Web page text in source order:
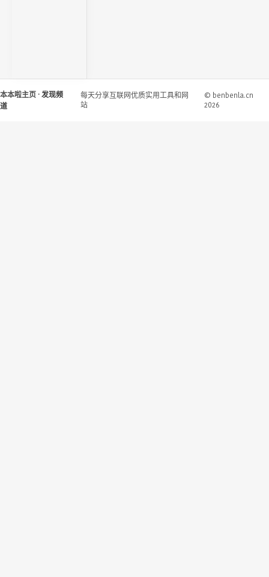
本本啦主页 · 发现频
道
每天分享互联网优质实用工具和网
站
© benbenla.cn
2026